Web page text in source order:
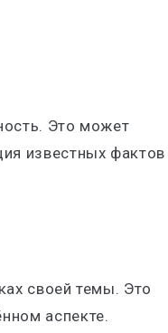
Это может
известных фактов
своей темы. Это
аспекте.